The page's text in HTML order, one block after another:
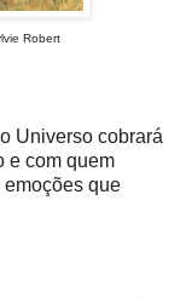
Universo cobrará
e com quem
emoções que